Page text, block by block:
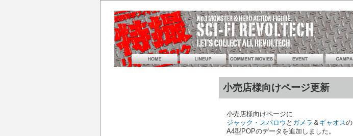
小売店様向けページ更新
小売店様向けページに
ジャック・スパロウ と ガメラ ＆ ギャオスの
A4型POPのデータを追加しました。